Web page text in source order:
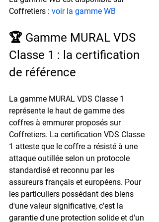
Coffretiers : voir la gamme WB
🏆 Gamme MURAL VDS
Classe 1 : la certification
de référence
La gamme MURAL VDS Classe 1
représente le haut de gamme des
coffres à emmurer proposés sur
Coffretiers. La certification VDS Classe
1 atteste que le coffre a résisté à une
attaque outillée selon un protocole
standardisé et reconnu par les
assureurs français et européens. Pour
les particuliers possédant des biens
d'une valeur significative, c'est la
garantie d'une protection solide et d'un